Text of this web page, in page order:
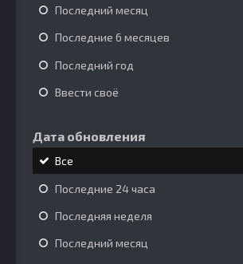
Последний месяц
Последние 6 месяцев
Последний год
Ввести своё
Дата обновления
Все
Последние 24 часа
Последняя неделя
Последний месяц